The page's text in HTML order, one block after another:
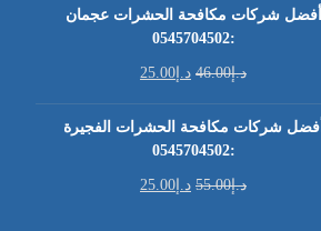
أفضل شركات مكافحة الحشرات عجمان
:0545704502
د.إ46.00 د.إ 25.00
أفضل شركات مكافحة الحشرات الفجيرة
:0545704502
د.إ55.00 د.إ 25.00